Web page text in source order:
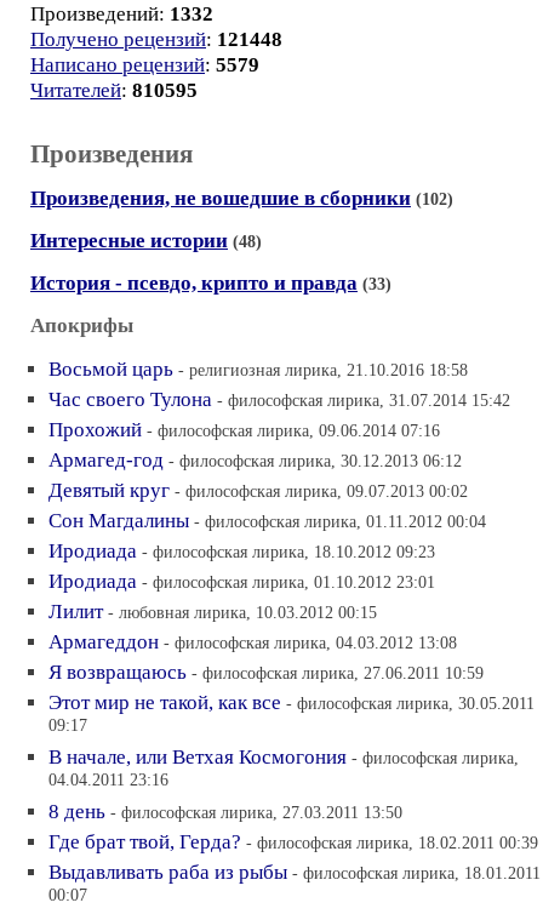
Произведений: 1332
Получено рецензий: 121448
Написано рецензий: 5579
Читателей: 810595
Произведения
Произведения, не вошедшие в сборники (102)
Интересные истории (48)
История - псевдо, крипто и правда (33)
Апокрифы
Восьмой царь - религиозная лирика, 21.10.2016 18:58
Час своего Тулона - философская лирика, 31.07.2014 15:42
Прохожий - философская лирика, 09.06.2014 07:16
Армагед-год - философская лирика, 30.12.2013 06:12
Девятый круг - философская лирика, 09.07.2013 00:02
Сон Магдалины - философская лирика, 01.11.2012 00:04
Иродиада - философская лирика, 18.10.2012 09:23
Иродиада - философская лирика, 01.10.2012 23:01
Лилит - любовная лирика, 10.03.2012 00:15
Армагеддон - философская лирика, 04.03.2012 13:08
Я возвращаюсь - философская лирика, 27.06.2011 10:59
Этот мир не такой, как все - философская лирика, 30.05.2011
09:17
В начале, или Ветхая Космогония - философская лирика,
04.04.2011 23:16
8 день - философская лирика, 27.03.2011 13:50
Где брат твой, Герда? - философская лирика, 18.02.2011 00:39
Выдавливать раба из рыбы - философская лирика, 18.01.2011
00:07